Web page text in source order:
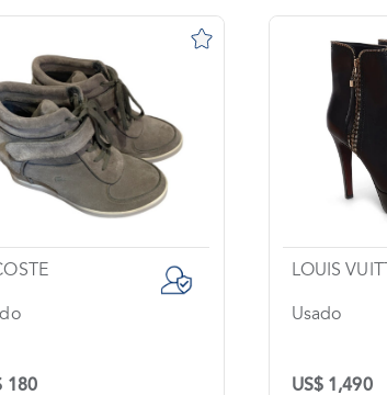
180
LOUIS
Usado
US$ 1,490